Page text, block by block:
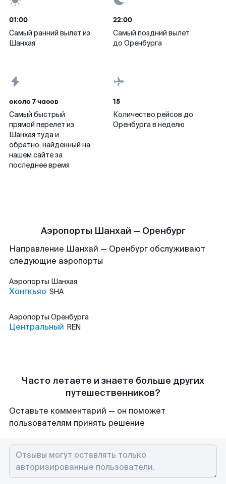
01:00
Самый ранний вылет из
Шанхая
22:00
Самый поздний вылет
до Оренбурга
около 7 часов
Самый быстрый
прямой перелет из
Шанхая туда и
обратно, найденный на
нашем сайте за
последнее время
15
Количество рейсов до
Оренбурга в неделю
Аэропорты Шанхай — Оренбург
Направление Шанхай — Оренбург обслуживают
следующие аэропорты
Аэропорты Шанхая
Хонгкьяо SHA
Аэропорты Оренбурга
Центральный REN
Часто летаете и знаете больше других
путешественников?
Оставьте комментарий — он поможет
пользователям принять решение